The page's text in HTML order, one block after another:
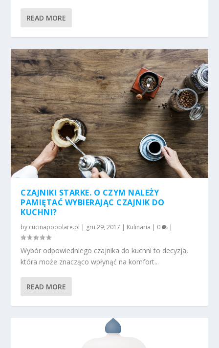
READ MORE
CZAJNIKI STARKE. O CZYM NALEŻY
PAMIĘTAĆ WYBIERAJĄC CZAJNIK DO
KUCHNI?
by cucinapopolare.pl | gru 29, 2017 | Kulinaria | 0 |
Wybór odpowiedniego czajnika do kuchni to decyzja,
która może znacząco wpłynąć na komfort...
READ MORE